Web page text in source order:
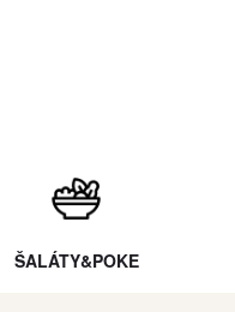
ŠALÁTY&POKE